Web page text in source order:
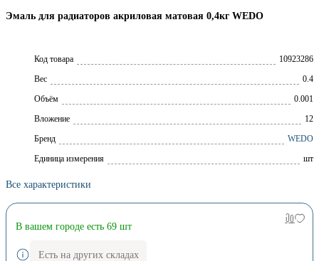
Эмаль для радиаторов акриловая матовая 0,4кг WEDO
Код товара
10923286
Вес
0.4
Объём
0.001
Вложение
12
Брeнд
WEDO
Единица измерения
шт
Все характеристики
В вашем городе есть 69 шт
Есть на других складах